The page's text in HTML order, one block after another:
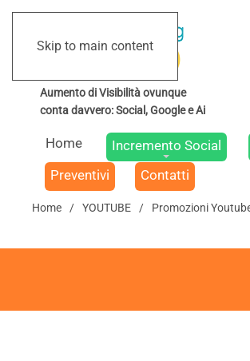
Skip to main content
Home Incremento Social
Preventivi
Contatti
Home YOUTUBE Promozioni